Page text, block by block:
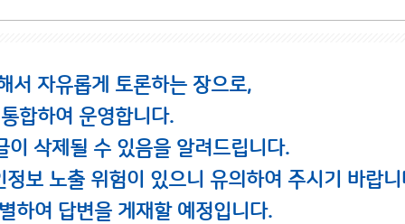
서 자유롭게 토론하는 장으로,
합하여 운영합니다.
삭제될 수 있음을 알려드립니다.
보 노출 위험이 있으니 유의하여 주시기 바랍니
하여 답변을 게재할 예정입니다.